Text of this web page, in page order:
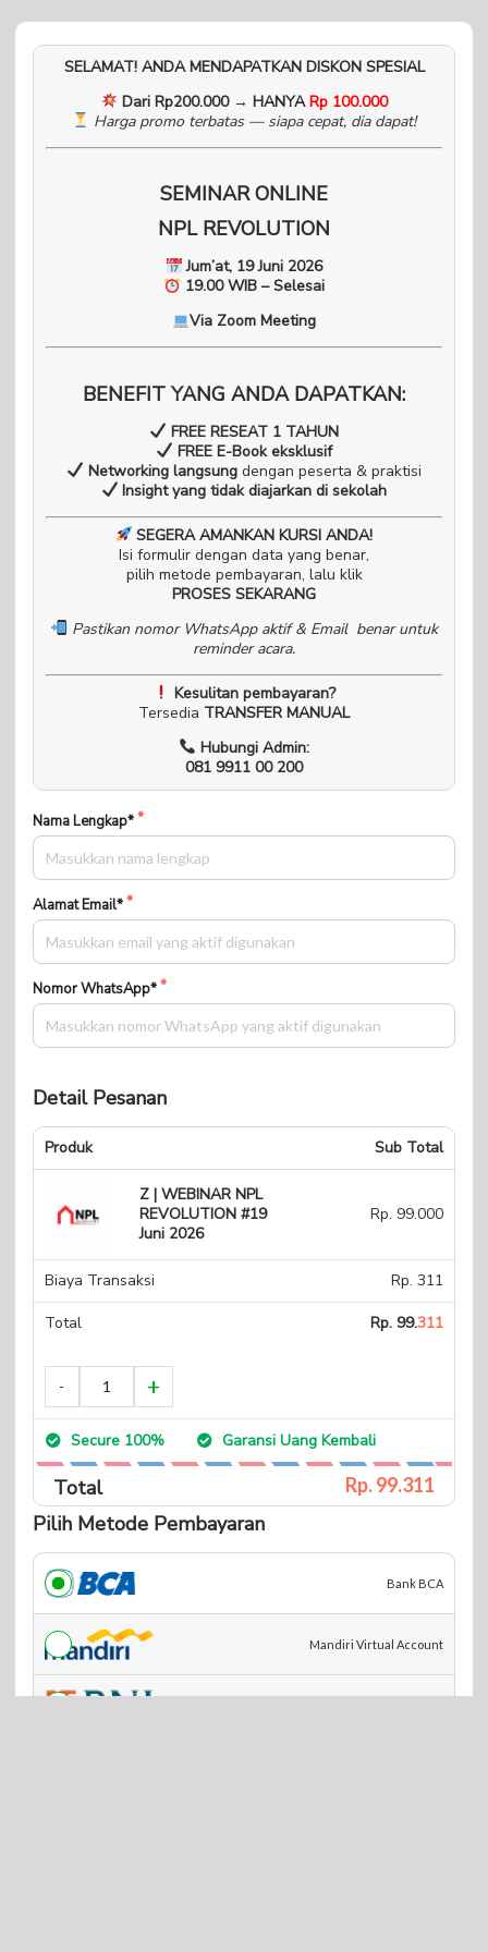
SELAMAT! ANDA MENDAPATKAN DISKON SPESIAL
Dari Rp200.000 → HANYARp 100.000
Harga promo terbatas — siapa cepat, dia dapat!
SEMINAR ONLINE
NPL REVOLUTION
Jum’at, 19 Juni 2026
19.00 WIB – Selesai
Via Zoom Meeting
BENEFIT YANG ANDA DAPATKAN:
FREE RESEAT 1 TAHUN
FREE E-Book eksklusif
Networking langsungdengan peserta & praktisi
Insight yang tidak diajarkan di sekolah
SEGERA AMANKAN KURSI ANDA!
Isi formulir dengan data yang benar,
pilih metode pembayaran, lalu klik
PROSES SEKARANG
Pastikan nomor WhatsApp aktif & Email benar untuk
reminder acara.
Kesulitan pembayaran?
Tersedia TRANSFER MANUAL
Hubungi Admin:
081 9911 00 200
Nama Lengkap*
Alamat Email*
Nomor WhatsApp*
Detail Pesanan
Produk Sub Total
Z | WEBINAR NPL
REVOLUTION #19
Juni 2026
Rp. 99.000
Biaya Transaksi Rp. 311
Total Rp. 99.311
Secure 100% Garansi Uang Kembali
Total Rp. 99.311
Pilih Metode Pembayaran
Bank BCA
Mandiri Virtual Account